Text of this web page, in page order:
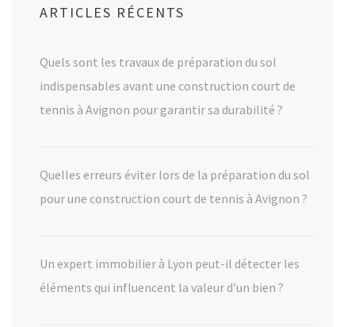
ARTICLES RÉCENTS
Quels sont les travaux de préparation du sol
indispensables avant une construction court de
tennis à Avignon pour garantir sa durabilité ?
Quelles erreurs éviter lors de la préparation du sol
pour une construction court de tennis à Avignon ?
Un expert immobilier à Lyon peut-il détecter les
éléments qui influencent la valeur d’un bien ?